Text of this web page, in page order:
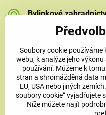
Bylinkové
Na Křečku 346
+420 778 480 450
info​@bylinkove-
Co u nás najdete
Soubory cookie používáme
webu, k analýze jeho
používání. Můžeme k
stran a shromážděná data
EU, USA nebo jiných
soubory cookie“ vyjadřujete
Níže můžete najít